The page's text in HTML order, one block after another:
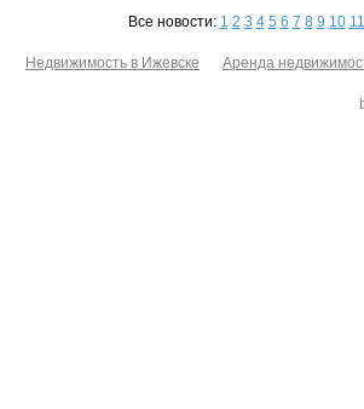
Все новости: 1 2 3 4 5 6 7 8 9 10 11
Недвижимость в Ижевске Аренда